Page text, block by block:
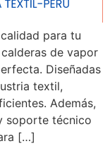
para tu
de vapor
Diseñadas
textil,
Además,
soporte técnico
[…]